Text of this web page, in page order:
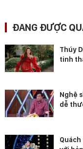
ĐANG ĐƯỢC
Thúy
tinh
Nghệ
dễ